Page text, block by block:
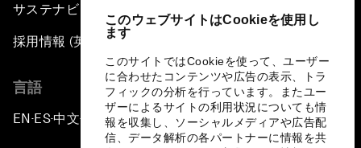
このウェブサイトはCookieを使用し
ます
このサイトではCookieを使って、ユーザー
に合わせたコンテンツや広告の表示、トラ
フィックの分析を行っています。またユー
ザーによるサイトの利用状況についても情
報を収集し、ソーシャルメディアや広告配
信、データ解析の各パートナーに情報を共
サステナビリティへの取り組み
採用情報 (英語のみ)
言語
EN ▪ES▪中文▪ 日本語